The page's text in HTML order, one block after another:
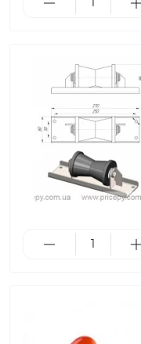
Ролик Profi RP33
желтого
которые
длинномерные
прочный, ролик
предохраняет
повреждений.